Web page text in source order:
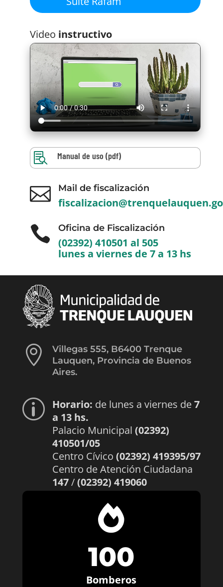
Video instructivo
 Manual de uso (pdf)
 Mail de fiscalización
 Oficina de Fiscalización
(02392) 410501 al 505
lunes a viernes de 7 a 13 hs

Villegas 555, B6400 Trenque
Lauquen, Provincia de Buenos
Aires.
p Horario: de lunes a viernes de7
a 13 hs.
Palacio Municipal (02392)
410501/05
Centro Cívico (02392) 419395/97
Centro de Atención Ciudadana
147/(02392) 419060

100
Bomberos